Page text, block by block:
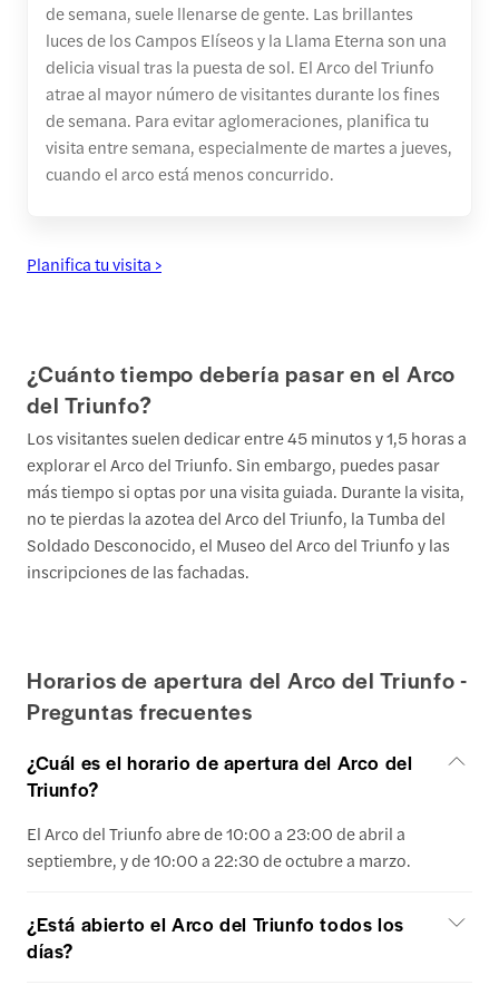
de semana, suele llenarse de gente. Las brillantes
luces de los Campos Elíseos y la Llama Eterna son una
delicia visual tras la puesta de sol. El Arco del Triunfo
atrae al mayor número de visitantes durante los fines
de semana. Para evitar aglomeraciones, planifica tu
visita entre semana, especialmente de martes a jueves,
cuando el arco está menos concurrido.
Planifica tu visita >
¿Cuánto tiempo debería pasar en el Arco
del Triunfo?
Los visitantes suelen dedicar entre 45 minutos y 1,5 horas a
explorar el Arco del Triunfo. Sin embargo, puedes pasar
más tiempo si optas por una visita guiada. Durante la visita,
no te pierdas la azotea del Arco del Triunfo, la Tumba del
Soldado Desconocido, el Museo del Arco del Triunfo y las
inscripciones de las fachadas.
Horarios de apertura del Arco del Triunfo -
Preguntas frecuentes
¿Cuál es el horario de apertura del Arco del
Triunfo?
El Arco del Triunfo abre de 10:00 a 23:00 de abril a
septiembre, y de 10:00 a 22:30 de octubre a marzo.
¿Está abierto el Arco del Triunfo todos los
días?